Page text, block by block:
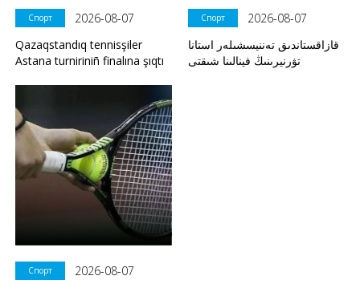
Спорт
2026-08-07
Qazaqstandıq tennisşiler
Astana turniriniñ finalına şıqtı
Спорт
2026-08-07
قازاقستاندىق تەننيسشىلەر استانا
تۋرنيرىنىڭ فينالىنا شىقتى
Спорт
2026-08-07